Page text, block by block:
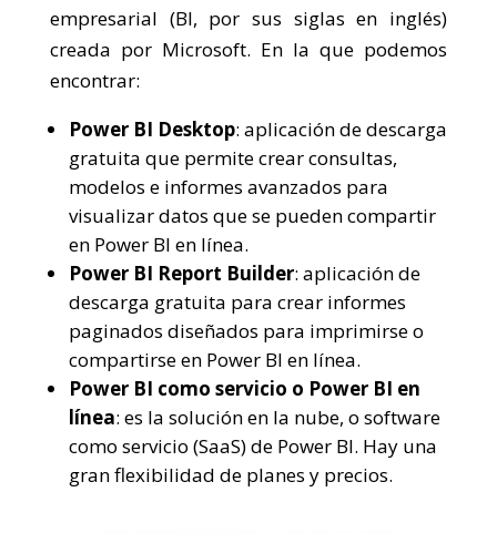
empresarial (BI, por sus siglas en inglés)
creada por Microsoft. En la que podemos
encontrar:
Power BI Desktop: aplicación de descarga
gratuita que permite crear consultas,
modelos e informes avanzados para
visualizar datos que se pueden compartir
en Power BI en línea.
Power BI Report Builder: aplicación de
descarga gratuita para crear informes
paginados diseñados para imprimirse o
compartirse en Power BI en línea.
Power BI como servicio o Power BI en
línea: es la solución en la nube, o software
como servicio (SaaS) de Power BI. Hay una
gran flexibilidad de planes y precios.